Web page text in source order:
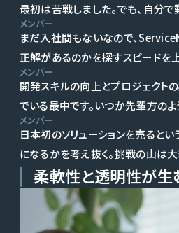
最初は苦戦しました。でも、自分
メンバー
まだ入社間もないなので、
正解があるのかを探すスピードを
メンバー
開発スキルの向上とプロジェクト
でいる最中です。いつか先輩方のよ
メンバー
日本初のソリューションを売ると
になるかを考え抜く。挑戦の山は
柔軟性と透明性が生